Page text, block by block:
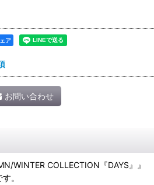
ア
お問い合わせ
WINTER COLLECTION『DAYS』』
。